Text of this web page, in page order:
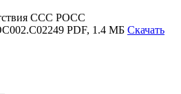
ССС РОСС
PDF, 1.4 МБ Скачать